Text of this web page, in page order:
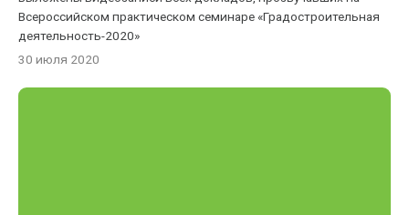
Всероссийском практическом семинаре «Градостроительная
деятельность-2020»
30 июля 2020